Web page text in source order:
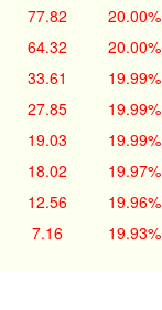
77.82 20.00%
64.32 20.00%
33.61 19.99%
27.85 19.99%
19.03 19.99%
18.02 19.97%
12.56 19.96%
7.16 19.93%